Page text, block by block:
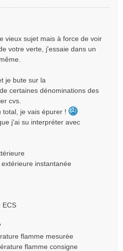
vieux sujet mais à force de voir
votre verte, j'essaie dans un
je bute sur la
certaines dénominations des
cvs.
total, je vais épurer !
j'ai su interpréter avec
instantanée
ECS
flamme mesurée
flamme consigne